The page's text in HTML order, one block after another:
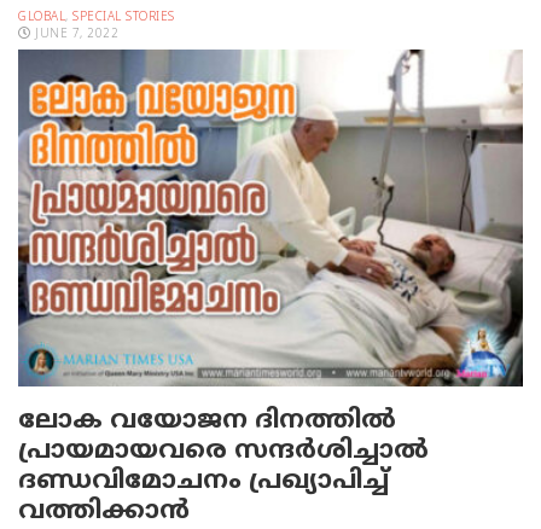
GLOBAL, SPECIAL STORIES
JUNE 7, 2022
ലോക വയോജന ദിനത്തിൽ
പ്രായമായവരെ സന്ദർശിച്ചാൽ
ദണ്ഡവിമോചനം പ്രഖ്യാപിച്ച്
വത്തിക്കാൻ